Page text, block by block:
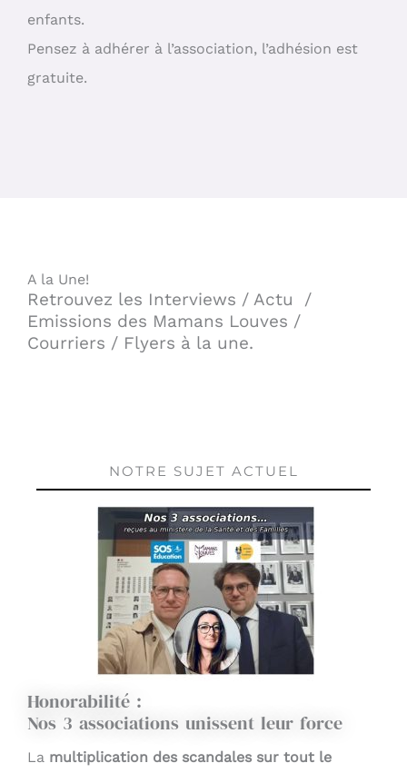
enfants.
Pensez à adhérer à l’association, l’adhésion est
gratuite.
A la Une!
Retrouvez les Interviews / Actu /
Emissions des Mamans Louves /
Courriers / Flyers à la une.
NOTRE SUJET ACTUEL
Honorabilité :
Nos 3 associations unissent leur force
La multiplication des scandales sur tout le